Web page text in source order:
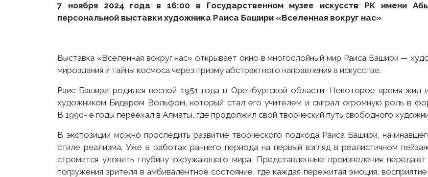
7 ноября 2024 года в 16:00 в Государственном музее искусств РК имени
персональной выставки художника Раиса Башири «Вселенная вокруг нас»
Выставка «Вселенная вокруг нас» открывает окно в многослойный мир Раиса Башири —
мироздания и тайны космоса через призму абстрактного направления в искусстве.
Раис Башири родился весной 1951 года в Оренбургской области. Некоторое время жил
художником Бидером Вольфом, который стал его учителем и сыграл огромную роль в
В 1990- е годы переехал в Алматы, где продолжил свой творческий путь свободного
В экспозиции можно проследить развитие творческого подхода Раиса Башири,
стиле реализма. Уже в работах раннего периода на первый взгляд в реалистичном
стремится уловить глубину окружающего мира. Представленные произведения
погружения зрителя в амбивалентное состояние, где каждая пережитая эмоция,